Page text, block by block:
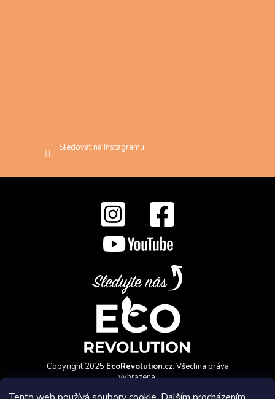
Sledovat na Instagramu
Copyright 2025 EcoRevolution.cz. Všechna práva
vyhrazena.